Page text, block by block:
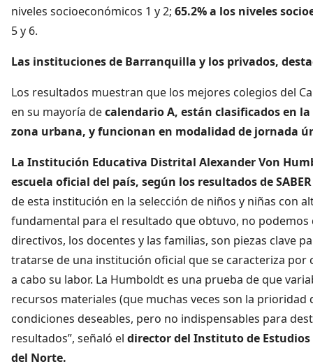
niveles socioeconómicos 1 y 2; 65.2% a los niveles
5 y 6.
Las instituciones de Barranquilla y los privados,
Los resultados muestran que los mejores colegios del
en su mayoría decalendario A, están clasificados en
zona urbana, y funcionan en modalidad de jornada
La Institución Educativa Distrital Alexander Von
escuela oficial del país, según los resultados de SABER
de esta institución en la selección de niños y niñas con
fundamental para el resultado que obtuvo, no
directivos, los docentes y las familias, son piezas clave
tratarse de una institución oficial que se caracteriza
a cabo su labor. La Humboldt es una prueba de que
recursos materiales (que muchas veces son la prioridad
condiciones deseables, pero no indispensables para
resultados”, señaló el director del Instituto de Estudios
del Norte.